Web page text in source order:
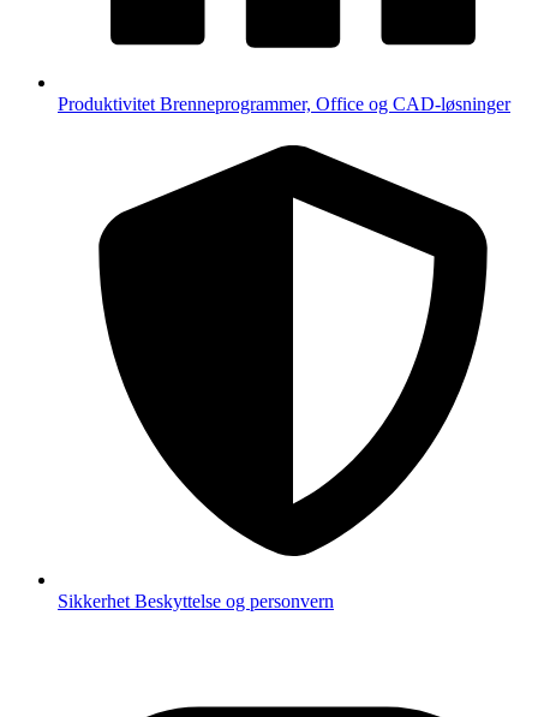
Produktivitet Brenneprogrammer, Office og CAD-løsninger
Sikkerhet Beskyttelse og personvern